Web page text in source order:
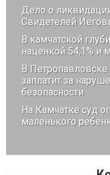
Дело о
Свидетелей
В камчатской
наценкой 54,1% и
В Петропавловске
заплатит за
безопасности
На Камчатке суд
маленького